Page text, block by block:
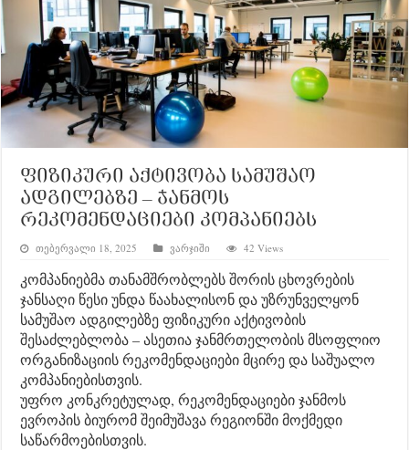
ფიზიკური აქტივობა სამუშაო
ადგილებზე – ჯანმოს
რეკომენდაციები კომპანიებს
თებერვალი 18, 2025 ვარჯიში 42 Views
კომპანიებმა თანამშრობლებს შორის ცხოვრების
ჯანსაღი წესი უნდა წაახალისონ და უზრუნველყონ
სამუშაო ადგილებზე ფიზიკური აქტივობის
შესაძლებლობა – ასეთია ჯანმრთელობის მსოფლიო
ორგანიზაციის რეკომენდაციები მცირე და საშუალო
კომპანიებისთვის.
უფრო კონკრეტულად, რეკომენდაციები ჯანმოს
ევროპის ბიურომ შეიმუშავა რეგიონში მოქმედი
საწარმოებისთვის.